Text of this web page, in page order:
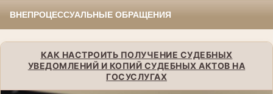
ВНЕПРОЦЕССУАЛЬНЫЕ ОБРАЩЕНИЯ
КАК НАСТРОИТЬ ПОЛУЧЕНИЕ СУДЕБНЫХ
УВЕДОМЛЕНИЙ И КОПИЙ СУДЕБНЫХ АКТОВ НА
ГОСУСЛУГАХ